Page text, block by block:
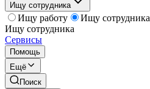
Ищу сотрудника
Ищу работу
Ищу сотрудника
Ищу сотрудника
Сервисы
Помощь
Ещё
Поиск